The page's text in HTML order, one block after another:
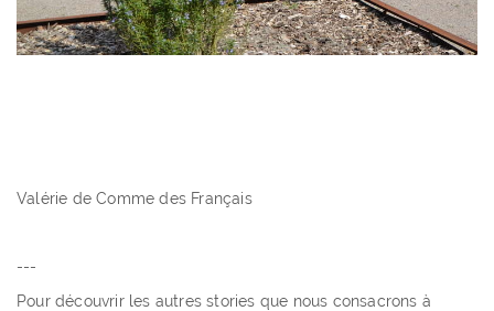
Valérie de Comme des Français
---
Pour découvrir les autres stories que nous consacrons à